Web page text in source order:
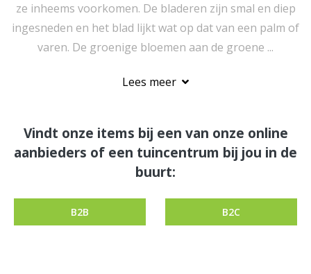
ze inheems voorkomen. De bladeren zijn smal en diep
ingesneden en het blad lijkt wat op dat van een palm of
varen. De groenige bloemen aan de groene ...
Lees meer
Vindt onze items bij een van onze online
aanbieders of een tuincentrum bij jou in de
buurt:
B2B B2C